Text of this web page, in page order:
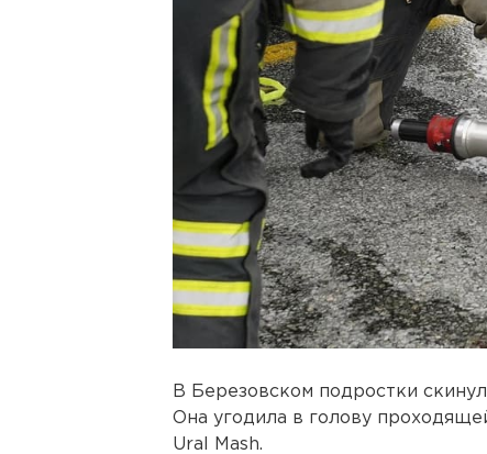
В Березовском подростки
Она угодила в голову
Ural Mash.